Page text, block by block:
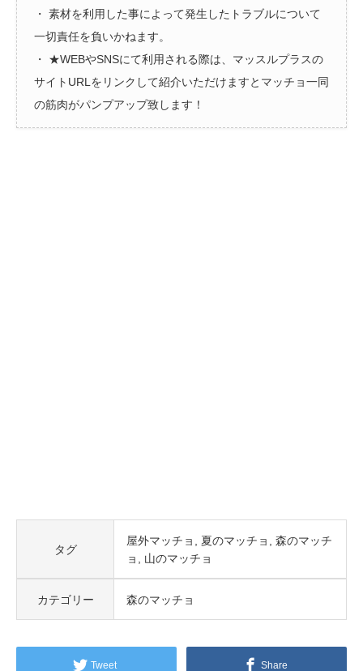
・ 素材を利用した事によって発生したトラブルについて
一切責任を負いかねます。
・ ★WEBやSNSにて利用される際は、マッスルプラスの
サイトURLをリンクして紹介いただけますとマッチョ一同
の筋肉がパンプアップ致します！
タグ
屋外マッチョ 夏のマッチョ
森のマッチ
ョ
山のマッチョ
カテゴリー 森のマッチョ
Tweet Share